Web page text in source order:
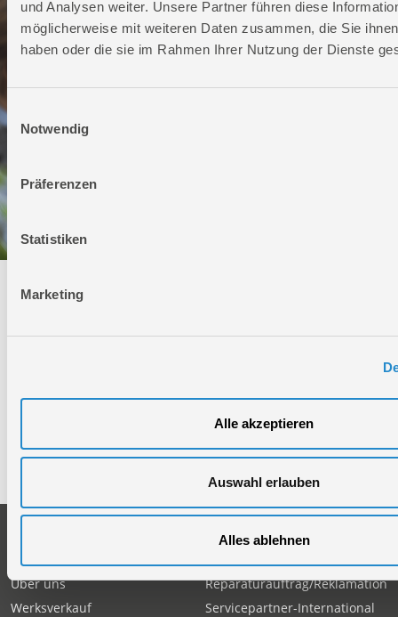
und Analysen weiter. Unsere Partner führen diese
möglicherweise mit weiteren Daten zusammen, die Sie
haben oder die sie im Rahmen Ihrer Nutzung der Dienste
Einwilligungsauswahl
Notwendig
Präferenzen
Statistiken
Marketing
Alle akzeptieren
Auswahl erlauben
Alles ablehnen
Technischer Service
Telefax: +49 (0)7904-70051999
Firmengeschichte
Über uns
Werksverkauf
Service
Reparaturauftrag/Reklamation
Servicepartner-International